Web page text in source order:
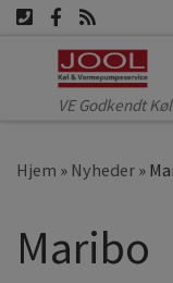
Fortsæt til indhold
VE Godkendt
Hjem » Nyheder »
Maribo